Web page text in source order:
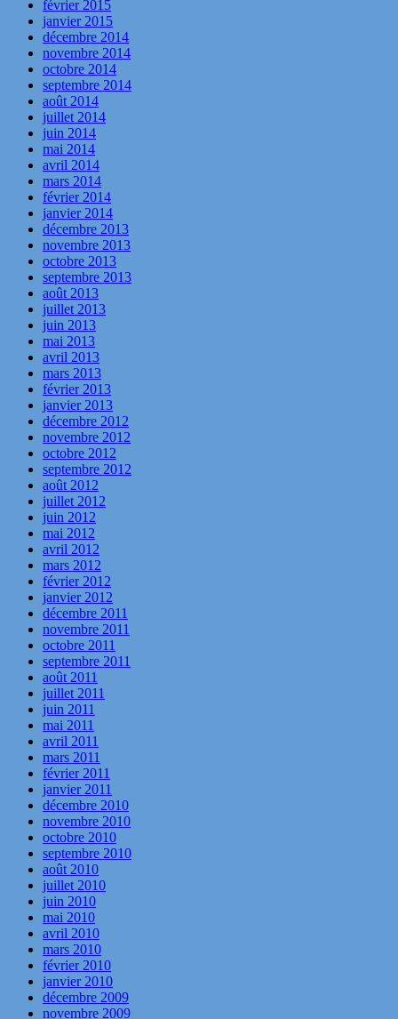
février 2015
janvier 2015
décembre 2014
novembre 2014
octobre 2014
septembre 2014
août 2014
juillet 2014
juin 2014
mai 2014
avril 2014
mars 2014
février 2014
janvier 2014
décembre 2013
novembre 2013
octobre 2013
septembre 2013
août 2013
juillet 2013
juin 2013
mai 2013
avril 2013
mars 2013
février 2013
janvier 2013
décembre 2012
novembre 2012
octobre 2012
septembre 2012
août 2012
juillet 2012
juin 2012
mai 2012
avril 2012
mars 2012
février 2012
janvier 2012
décembre 2011
novembre 2011
octobre 2011
septembre 2011
août 2011
juillet 2011
juin 2011
mai 2011
avril 2011
mars 2011
février 2011
janvier 2011
décembre 2010
novembre 2010
octobre 2010
septembre 2010
août 2010
juillet 2010
juin 2010
mai 2010
avril 2010
mars 2010
février 2010
janvier 2010
décembre 2009
novembre 2009